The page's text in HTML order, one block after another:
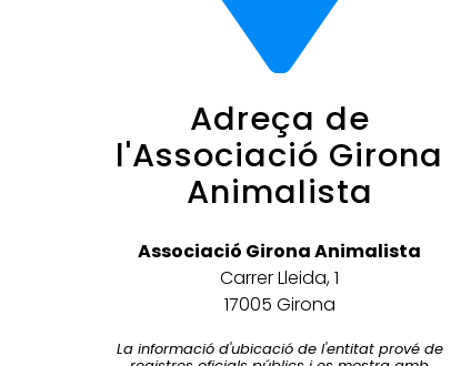
Adreça de
l'Associació Girona
Animalista
Associació Girona Animalista
Carrer Lleida, 1
17005 Girona
La informació d'ubicació de l'entitat prové de